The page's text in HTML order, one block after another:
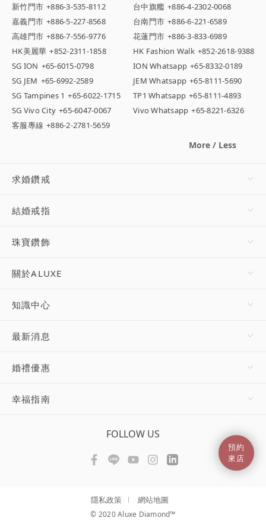
預約
來店
新竹門市 +886-3-535-8112 台中旗艦 +886-4-2302-0068
嘉義門市 +886-5-227-8568 台南門市 +886-6-221-6589
高雄門市 +886-7-556-9776 花蓮門市 +886-3-833-6989
HK美麗華 +852-2311-1858 HK Fashion Walk +852-2618-9388
SG ION +65-6015-0798 ION Whatsapp +65-8332-0189
SG JEM +65-6992-2589 JEM Whatsapp +65-8111-5690
SG Tampines 1 +65-6022-1715 TP1 Whatsapp +65-8111-4893
SG Vivo City +65-6047-0067 Vivo Whatsapp +65-8221-6326
客服專線 +886-2-2781-5659
More / Less
求婚鑽戒
結婚戒指
珠寶鑽飾
關於ALUXE
知識中心
最新消息
婚禮優惠
幸福指南
FOLLOW US
隱私政策 網站地圖
© 2020 Aluxe Diamond™